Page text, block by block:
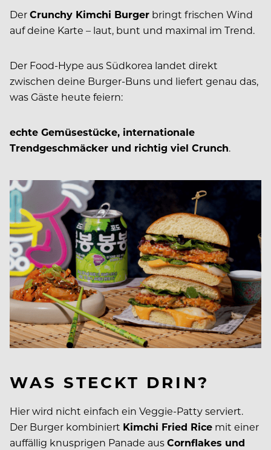
DerCrunchy Kimchi Burger bringt frischen Wind
auf deine Karte – laut, bunt und maximal im Trend.
Der Food-Hype aus Südkorea landet direkt
zwischen deine Burger-Buns und liefert genau das,
was Gäste heute feiern:
echte Gemüsestücke, internationale
Trendgeschmäcker und richtig viel Crunch.
WAS STECKT DRIN?
Hier wird nicht einfach ein Veggie-Patty serviert.
Der Burger kombiniert Kimchi Fried Rice mit einer
auffällig knusprigen Panade ausCornflakes und